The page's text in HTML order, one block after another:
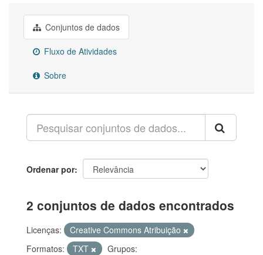
Conjuntos de dados
Fluxo de Atividades
Sobre
Ordenar por
2 conjuntos de dados encontrados
Licenças:
Creative Commons Atribuição
Formatos:
TXT
Grupos: